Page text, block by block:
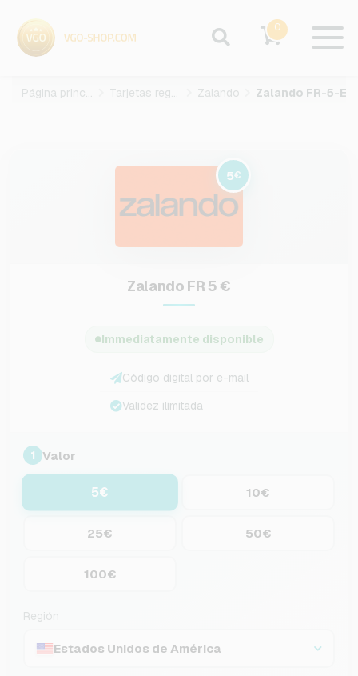
0
Página principal Tarjetas regalo Zalando
5€
Zalando FR 5 €
Immediatamente disponible
Código digital por e-mail
Validez ilimitada
1 Valor
5€ 10€
25€ 50€
100€
Región
Estados Unidos de América